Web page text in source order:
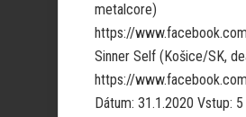
metalcore)
https://
Sinner Self (Košice/SK,
https://
Dátum: 31.1.2020 Vstup: